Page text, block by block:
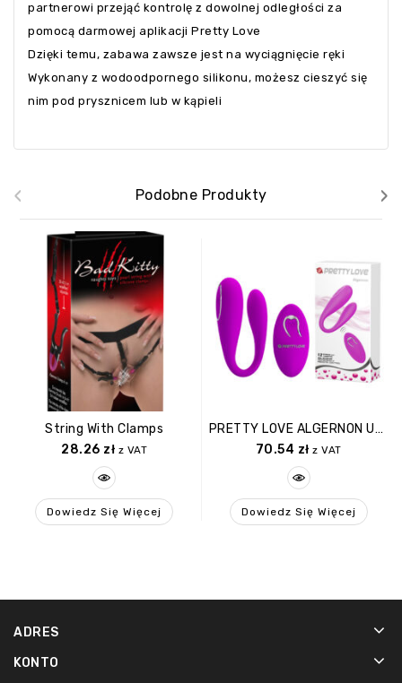
partnerowi przejąć kontrolę z dowolnej odległości za
pomocą darmowej aplikacji Pretty Love
Dzięki temu, zabawa zawsze jest na wyciągnięcie ręki
Wykonany z wodoodpornego silikonu, możesz cieszyć się
nim pod prysznicem lub w kąpieli
Podobne Produkty
String With Clamps
28.26 zł z VAT
Dowiedz Się Więcej
PRETTY LOVE ALGERNON USB PURPLE 12 Function
70.54 zł z VAT
Dowiedz Się Więcej
‹ ›
ADRES
KONTO